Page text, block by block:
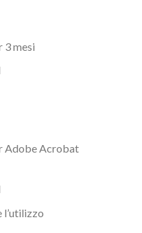
3 mesi
Adobe Acrobat
l’utilizzo